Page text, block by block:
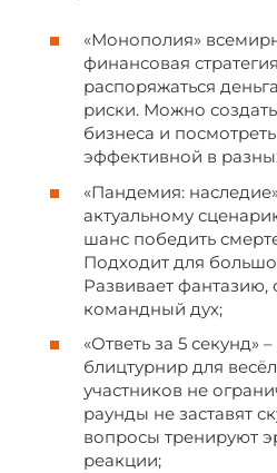
«Монополия»
финансовая
распоряжаться
риски. Можно
бизнеса и
эффективной в
«Пандемия:
актуальному
шанс победить
Подходит для
Развивает фантазию,
командный дух;
«Ответь за 5 секунд»
блицтурнир для
участников не
раунды не заставят
вопросы тренируют
реакции;